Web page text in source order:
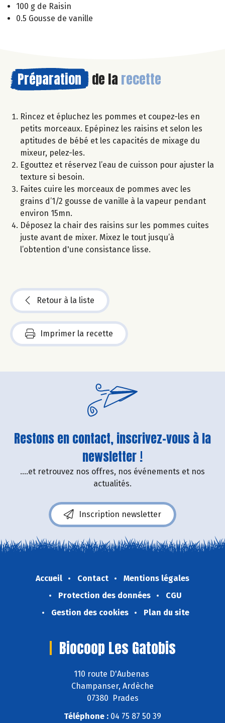
100 g de Raisin
0.5 Gousse de vanille
Préparation de la recette
Rincez et épluchez les pommes et coupez-les en
petits morceaux. Epépinez les raisins et selon les
aptitudes de bébé et les capacités de mixage du
mixeur, pelez-les.
Egouttez et réservez l’eau de cuisson pour ajuster la
texture si besoin.
Faites cuire les morceaux de pommes avec les
grains d’1/2 gousse de vanille à la vapeur pendant
environ 15mn.
Déposez la chair des raisins sur les pommes cuites
juste avant de mixer. Mixez le tout jusqu’à
l’obtention d'une consistance lisse.
Retour à la liste
Imprimer la recette
Restons en contact, inscrivez-vous à la
newsletter !
....et retrouvez nos offres, nos événements et nos
actualités.
Inscription newsletter
Accueil Contact
Mentions légales
Protection des données
CGU
Gestion des cookies
Plan du site
Biocoop Les Gatobis
110 route D'Aubenas
Champanser, Ardèche
07380 Prades
Téléphone : 04 75 87 50 39